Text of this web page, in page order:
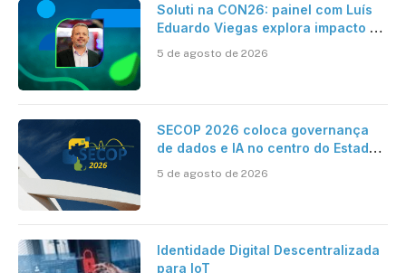
Soluti na CON26: painel com Luís
Eduardo Viegas explora impacto de
Contabilidade
5 de agosto de 2026
SECOP 2026 coloca governança
de dados e IA no centro do Estado
5 de agosto de 2026
Identidade Digital Descentralizada
para IoT